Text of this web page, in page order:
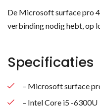
De Microsoft surface pro
verbinding nodig hebt, op
Specificaties
– Microsoft surface
– Intel Core i5 -6300U